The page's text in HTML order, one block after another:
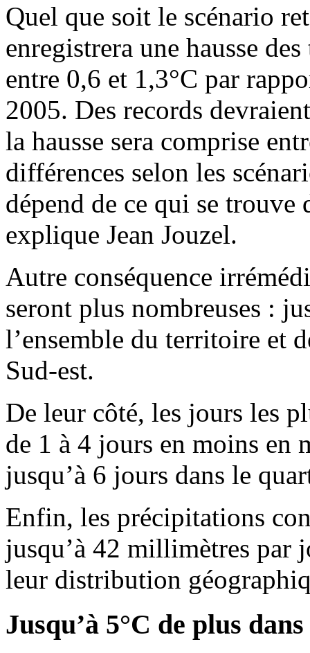
Quel que soit le scénario
enregistrera une hausse
entre 0,6 et 1,3°C par
2005. Des records
la hausse sera comprise
différences selon les
dépend de ce qui se trouve
explique Jean Jouzel.
Autre conséquence
seront plus nombreuses :
l’ensemble du territoire et
Sud-est.
De leur côté, les jours les
de 1 à 4 jours en moins en
jusqu’à 6 jours dans le
Enfin, les précipitations
jusqu’à 42 millimètres par
leur distribution
Jusqu’à 5°C de plus